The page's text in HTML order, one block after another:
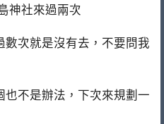
神社來過兩次
次就是沒有去，不要問我
不是辦法，下次來規劃一